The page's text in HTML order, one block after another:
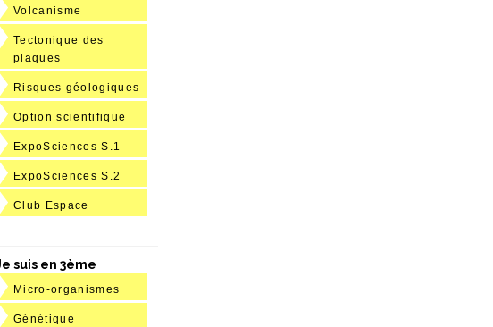
Volcanisme
Tectonique des
plaques
Risques géologiques
Option scientifique
ExpoSciences S.1
ExpoSciences S.2
Club Espace
suis en 3ème
Micro-organismes
Génétique